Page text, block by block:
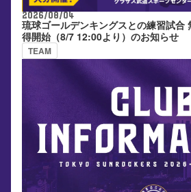
2026/08/04
琉球ゴールデンキングスとの練習試合
得開始（8/7 12:00より）のお知らせ
TEAM